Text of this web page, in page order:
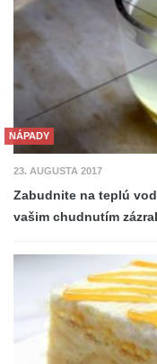
NÁPADY
23. AUGUSTA 2017
Zabudnite na teplú
vašim chudnutím